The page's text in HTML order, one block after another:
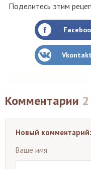
Поделитесь этим
Комментарии 2
Новый комментарий:
Ваше имя